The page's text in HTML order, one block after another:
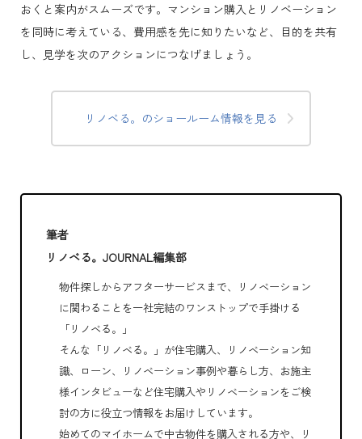
おくと案内がスムーズです。マンション購入とリノベーション
を同時に考えている、費用感を先に知りたいなど、目的を共有
し、見学を次のアクションにつなげましょう。
リノベる。のショールーム情報を見る
筆者
リノベる。JOURNAL編集部
物件探しからアフターサービスまで、リノベーション
に関わることを一社完結のワンストップで手掛ける
「リノベる。」
そんな「リノベる。」が住宅購入、リノベーション知
識、ローン、リノベーション事例や暮らし方、お施主
様インタビューなど住宅購入やリノベーションをご検
討の方に役立つ情報をお届けしています。
始めてのマイホームで中古物件を購入される方や、リ